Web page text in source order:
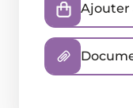
Ajouter